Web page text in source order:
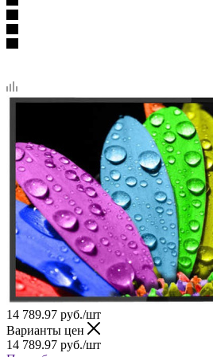
14 789.97 руб./шт
Варианты цен
14 789.97 руб./шт